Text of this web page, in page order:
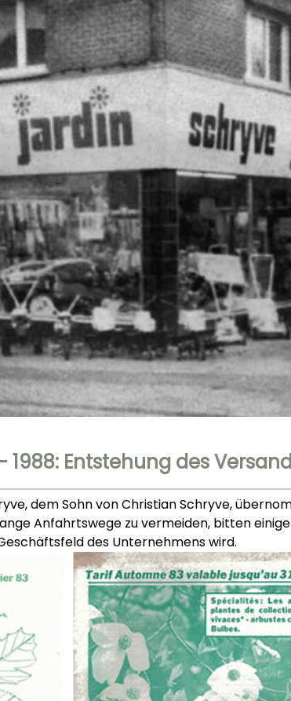
1988: Entstehung des
dem Sohn von Christian Schryve,
Anfahrtswege zu vermeiden, bitten
des Unternehmens wird.